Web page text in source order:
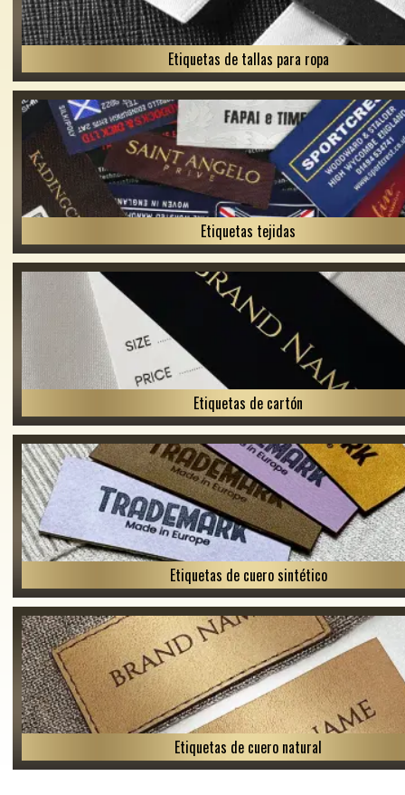
Etiquetas de tallas para ropa
Etiquetas tejidas
Etiquetas de cartón
Etiquetas de cuero sintético
Etiquetas de cuero natural